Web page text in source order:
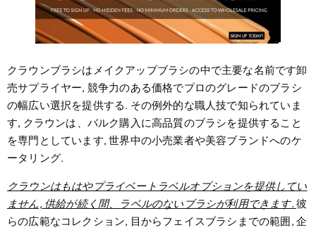
クラウンブラシはメイクアップブラシの中で主要な名前です卸
売サプライヤー, 競争力のある価格でプロのグレードのブラシ
の幅広い選択を提供する. その例外的な職人技で知られていま
す, クラウンは、バルク購入に高品質のブラシを提供すること
を専門としています, 世界中の小売業者や美容ブランドへのケ
ータリング.
クラウンはもはやプライベートラベルオプションを提供してい
ません, 供給が続く間、ラベルのないブラシが利用できます. 彼
らの広範なコレクション, 目からフェイスブラシまでの範囲, 企